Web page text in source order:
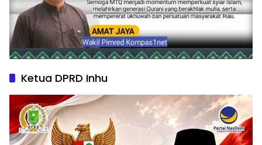
Ketua DPRD Inhu